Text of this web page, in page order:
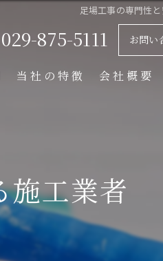
足場工事の専門性
029-875-5111 お問い
当社の特徴
プラント工事
リース
会社概要
施工業者